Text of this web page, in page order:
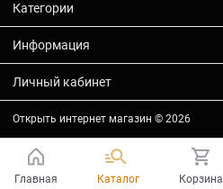
Категории
Информация
Личный кабинет
Открыть интернет магазин © 2026
Главная Каталог Корзина